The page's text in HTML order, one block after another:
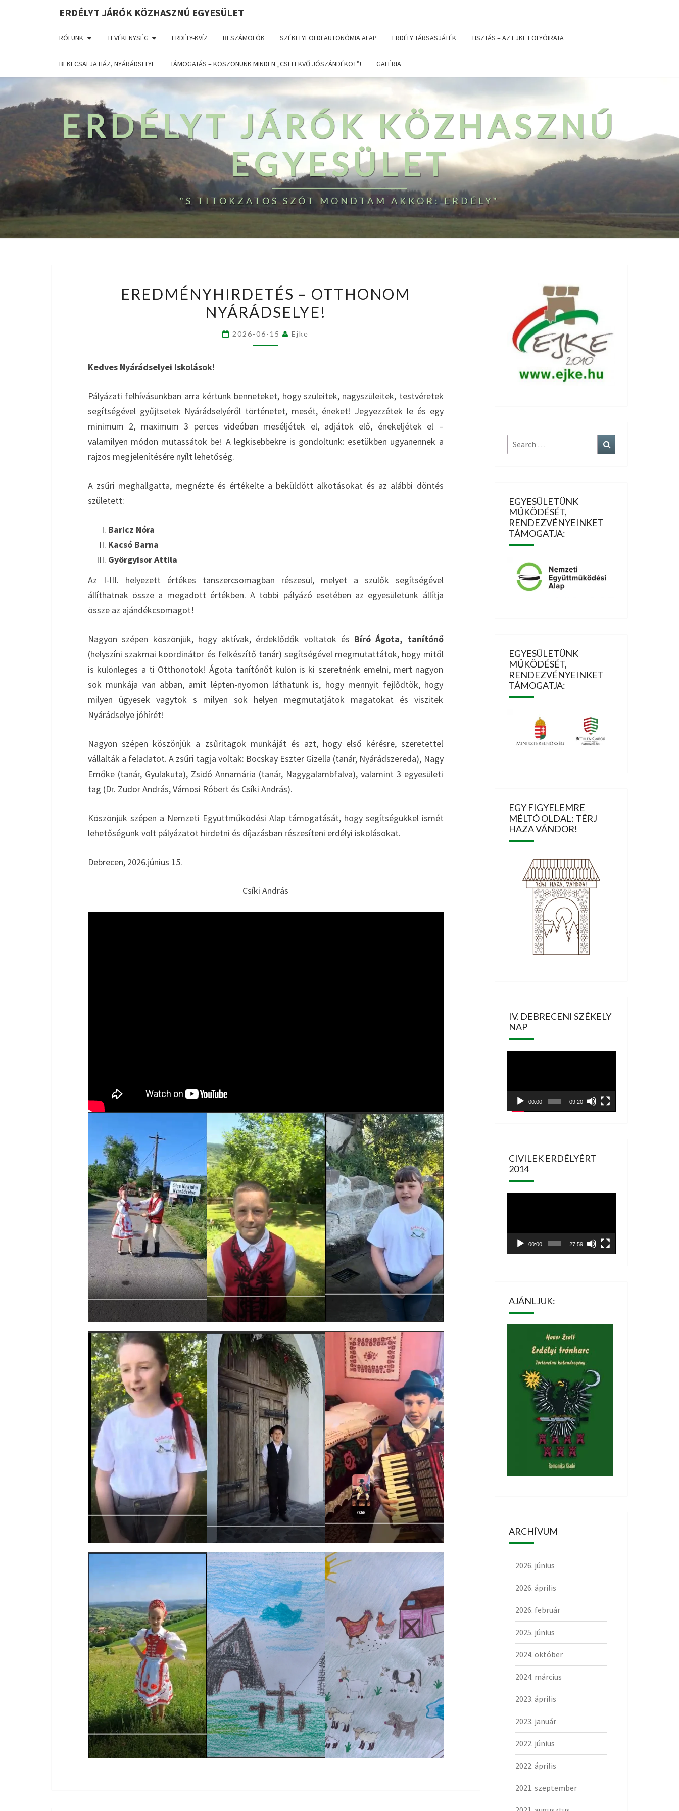
ERDÉLYT JÁRÓK KÖZHASZNÚ EGYESÜLET
RÓLUNK TEVÉKENYSÉG ERDÉLY-KVÍZ BESZÁMOLÓK SZÉKELYFÖLDI AUTONÓMIA ALAP ERDÉLY TÁRSASJÁTÉK TISZTÁS – AZ EJKE FOLYÓIRATA
BEKECSALJA HÁZ, NYÁRÁDSELYE TÁMOGATÁS – KÖSZÖNÜNK MINDEN „CSELEKVŐ JÓSZÁNDÉKOT”! GALÉRIA
ERDÉLYT JÁRÓK KÖZHASZNÚ
EGYESÜLET
"S TITOKZATOS SZÓT MONDTAM AKKOR: ERDÉLY"
OTTHONOM
EREDMÉNYHIRDETÉS – OTTHONOM
NYÁRÁDSELYE!
2026-06-15 Ejke
Kedves Nyárádselyei Iskolások!
Pályázati felhívásunkban arra kértünk benneteket, hogy szüleitek, nagyszüleitek, testvéretek
segítségével gyűjtsetek Nyárádselyéről történetet, mesét, éneket! Jegyezzétek le és egy
minimum 2, maximum 3 perces videóban meséljétek el, adjátok elő, énekeljétek el –
valamilyen módon mutassátok be! A legkisebbekre is gondoltunk: esetükben ugyanennek a
rajzos megjelenítésére nyílt lehetőség.
A zsűri meghallgatta, megnézte és értékelte a beküldött alkotásokat és az alábbi döntés
született:
Baricz Nóra
Kacsó Barna
Györgyisor Attila
Az I-III. helyezett értékes tanszercsomagban részesül, melyet a szülők segítségével
állíthatnak össze a megadott értékben. A többi pályázó esetében az egyesületünk állítja
össze az ajándékcsomagot!
Nagyon szépen köszönjük, hogy aktívak, érdeklődők voltatok és Bíró Ágota, tanítónő
(helyszíni szakmai koordinátor és felkészítő tanár) segítségével megmutattátok, hogy mitől
is különleges a ti Otthonotok! Ágota tanítónőt külön is ki szeretnénk emelni, mert nagyon
sok munkája van abban, amit lépten-nyomon láthatunk is, hogy mennyit fejlődtök, hogy
milyen ügyesek vagytok s milyen sok helyen megmutatjátok magatokat és viszitek
Nyárádselye jóhírét!
Nagyon szépen köszönjük a zsűritagok munkáját és azt, hogy első kérésre, szeretettel
vállalták a feladatot. A zsűri tagja voltak: Bocskay Eszter Gizella (tanár, Nyárádszereda), Nagy
Emőke (tanár, Gyulakuta), Zsidó Annamária (tanár, Nagygalambfalva), valamint 3 egyesületi
tag (Dr. Zudor András, Vámosi Róbert és Csíki András).
Köszönjük szépen a Nemzeti Együttműködési Alap támogatását, hogy segítségükkel ismét
lehetőségünk volt pályázatot hirdetni és díjazásban részesíteni erdélyi iskolásokat.
Debrecen, 2026.június 15.
Csíki András
Search
for:
EGYESÜLETÜNK
MŰKÖDÉSÉT,
RENDEZVÉNYEINKET
TÁMOGATJA:
EGYESÜLETÜNK
MŰKÖDÉSÉT,
RENDEZVÉNYEINKET
TÁMOGATJA:
EGY FIGYELEMRE
MÉLTÓ OLDAL: TÉRJ
HAZA VÁNDOR!
IV. DEBRECENI SZÉKELY
NAP
00:00 09:20
CIVILEK ERDÉLYÉRT
2014
00:00 27:59
AJÁNLJUK:
ARCHÍVUM
2026. június
2026. április
2026. február
2025. június
2024. október
2024. március
2023. április
2023. január
2022. június
2022. április
2021. szeptember